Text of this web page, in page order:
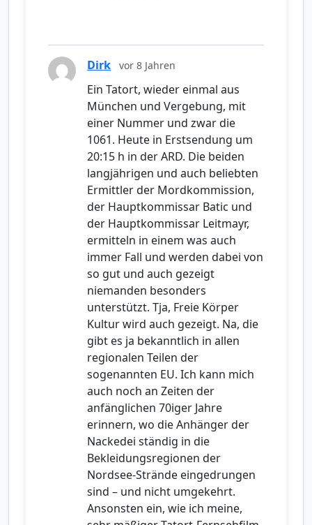
Dirk vor 8 Jahren
Ein Tatort, wieder einmal aus
München und Vergebung, mit
einer Nummer und zwar die
1061. Heute in Erstsendung um
20:15 h in der ARD. Die beiden
langjährigen und auch beliebten
Ermittler der Mordkommission,
der Hauptkommissar Batic und
der Hauptkommissar Leitmayr,
ermitteln in einem was auch
immer Fall und werden dabei von
so gut und auch gezeigt
niemanden besonders
unterstützt. Tja, Freie Körper
Kultur wird auch gezeigt. Na, die
gibt es ja bekanntlich in allen
regionalen Teilen der
sogenannten EU. Ich kann mich
auch noch an Zeiten der
anfänglichen 70iger Jahre
erinnern, wo die Anhänger der
Nackedei ständig in die
Bekleidungsregionen der
Nordsee-Strände eingedrungen
sind – und nicht umgekehrt.
Ansonsten ein, wie ich meine,